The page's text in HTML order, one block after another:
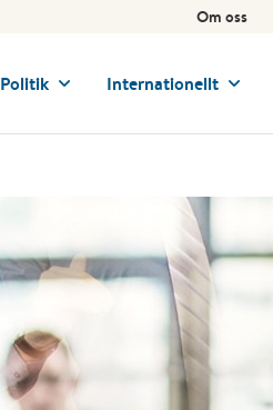
Om oss
Politik Internationellt